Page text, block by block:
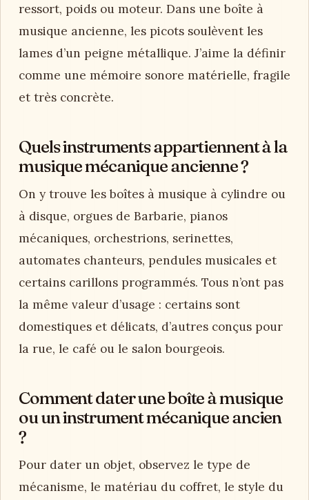
ressort, poids ou moteur. Dans une boîte à
musique ancienne, les picots soulèvent les
lames d’un peigne métallique. J’aime la définir
comme une mémoire sonore matérielle, fragile
et très concrète.
Quels instruments appartiennent à la
musique mécanique ancienne ?
On y trouve les boîtes à musique à cylindre ou
à disque, orgues de Barbarie, pianos
mécaniques, orchestrions, serinettes,
automates chanteurs, pendules musicales et
certains carillons programmés. Tous n’ont pas
la même valeur d’usage : certains sont
domestiques et délicats, d’autres conçus pour
la rue, le café ou le salon bourgeois.
Comment dater une boîte à musique
ou un instrument mécanique ancien
?
Pour dater un objet, observez le type de
mécanisme, le matériau du coffret, le style du